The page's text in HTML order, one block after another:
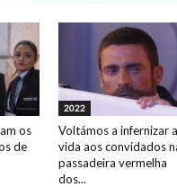
os
de
2022
Voltámos a infernizar a
vida aos convidados
passadeira vermelha
dos...